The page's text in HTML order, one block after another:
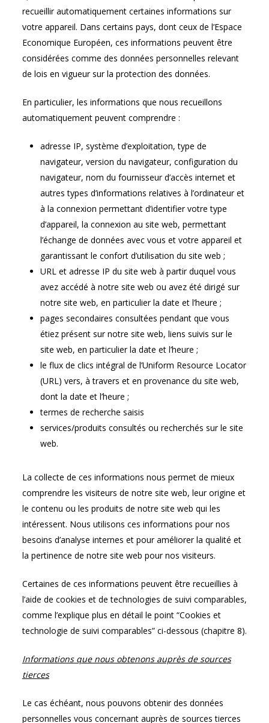
recueillir automatiquement certaines informations sur
votre appareil. Dans certains pays, dont ceux de l’Espace
Economique Européen, ces informations peuvent être
considérées comme des données personnelles relevant
de lois en vigueur sur la protection des données.
En particulier, les informations que nous recueillons
automatiquement peuvent comprendre :
adresse IP, système d’exploitation, type de
navigateur, version du navigateur, configuration du
navigateur, nom du fournisseur d’accès internet et
autres types d’informations relatives à l’ordinateur et
à la connexion permettant d’identifier votre type
d’appareil, la connexion au site web, permettant
l’échange de données avec vous et votre appareil et
garantissant le confort d’utilisation du site web ;
URL et adresse IP du site web à partir duquel vous
avez accédé à notre site web ou avez été dirigé sur
notre site web, en particulier la date et l’heure ;
pages secondaires consultées pendant que vous
étiez présent sur notre site web, liens suivis sur le
site web, en particulier la date et l’heure ;
le flux de clics intégral de l’Uniform Resource Locator
(URL) vers, à travers et en provenance du site web,
dont la date et l’heure ;
termes de recherche saisis
services/produits consultés ou recherchés sur le site
web.
La collecte de ces informations nous permet de mieux
comprendre les visiteurs de notre site web, leur origine et
le contenu ou les produits de notre site web qui les
intéressent. Nous utilisons ces informations pour nos
besoins d’analyse internes et pour améliorer la qualité et
la pertinence de notre site web pour nos visiteurs.
Certaines de ces informations peuvent être recueillies à
l’aide de cookies et de technologies de suivi comparables,
comme l’explique plus en détail le point “Cookies et
technologie de suivi comparables” ci-dessous (chapitre 8).
Informations que nous obtenons auprès de sources
tierces
Le cas échéant, nous pouvons obtenir des données
personnelles vous concernant auprès de sources tierces